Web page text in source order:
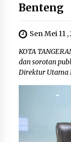
Benteng
Sen Mei 11 ,
KOTA
dan sorotan
Direktur Utama